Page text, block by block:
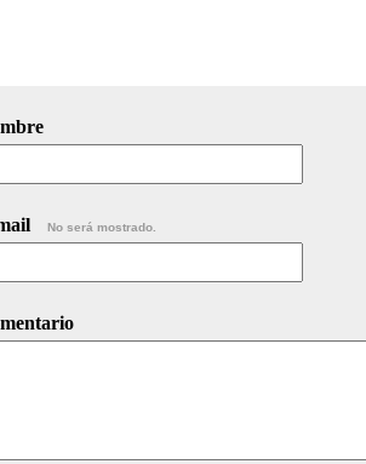
No será mostrado.